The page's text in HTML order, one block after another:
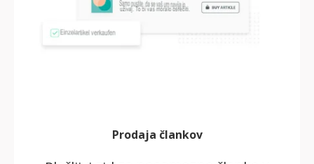
Prodaja člankov